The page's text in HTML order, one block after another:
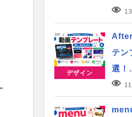
デザイン
テン
選